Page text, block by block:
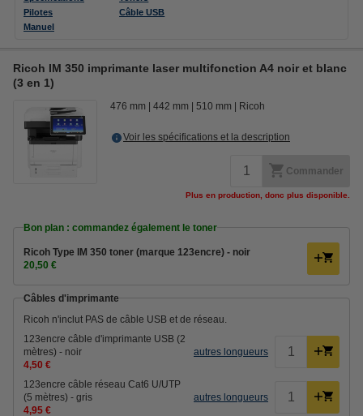
Pilotes
Manuel
Câble USB
Ricoh IM 350 imprimante laser multifonction A4 noir et blanc
(3 en 1)
476 mm 442 mm 510 mm Ricoh
Voir les spécifications et la description
Commander
Plus en production, donc plus disponible.
Bon plan : commandez également le toner
Ricoh Type IM 350 toner (marque 123encre) - noir
20,50 €
Câbles d'imprimante
Ricoh n'inclut PAS de câble USB et de réseau.
123encre câble d'imprimante USB (2
mètres) - noir
4,50 €
autres longueurs
123encre câble réseau Cat6 U/UTP
(5 mètres) - gris
4,95 €
autres longueurs